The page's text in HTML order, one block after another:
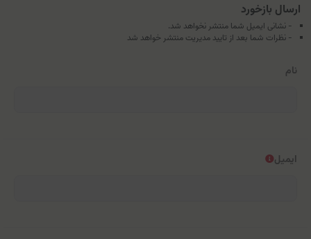
ارسال بازخورد
- نشانی ایمیل شما منتشر نخواهد شد.
- نظرات شما بعد از تایید مدیریت منتشر خواهد شد
نام
ایمیل